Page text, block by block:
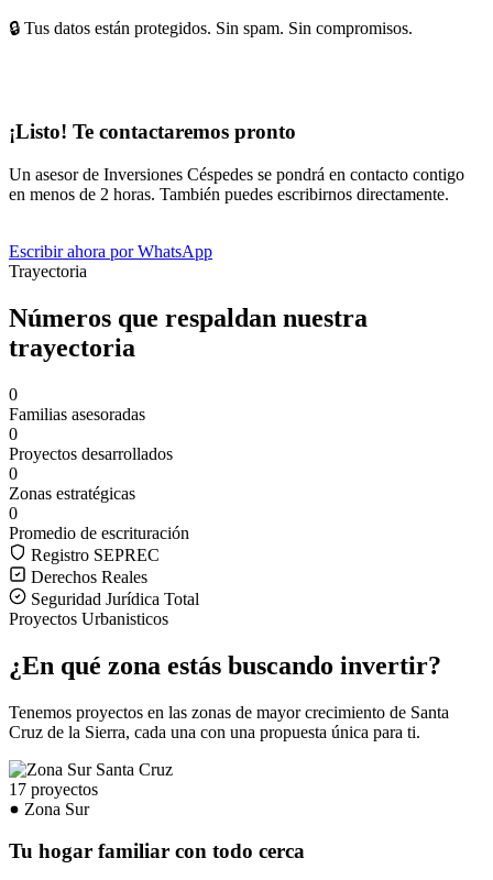
🔒 Tus datos están protegidos. Sin spam. Sin compromisos.
¡Listo! Te contactaremos pronto
Un asesor de Inversiones Céspedes se pondrá en contacto contigo
en menos de 2 horas. También puedes escribirnos directamente.
Escribir ahora por WhatsApp
Trayectoria
Números que respaldan nuestra
trayectoria
0
Familias asesoradas
0
Proyectos desarrollados
0
Zonas estratégicas
0
Promedio de escrituración
Registro SEPREC
Derechos Reales
Seguridad Jurídica Total
Proyectos Urbanisticos
¿En qué zona estás buscando invertir?
Tenemos proyectos en las zonas de mayor crecimiento de Santa
Cruz de la Sierra, cada una con una propuesta única para ti.
17 proyectos
Zona Sur
Tu hogar familiar con todo cerca